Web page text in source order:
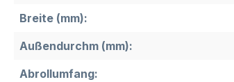
Breite (mm):
Außendurchm (mm):
Abrollumfang: